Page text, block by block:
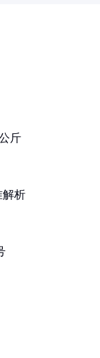
斤
解析